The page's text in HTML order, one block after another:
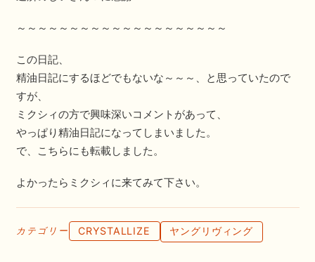
～～～～～～～～～～～～～～～～～～～～
この日記、
精油日記にするほどでもないな～～～、と思っていたので
すが、
ミクシィの方で興味深いコメントがあって、
やっぱり精油日記になってしまいました。
で、こちらにも転載しました。
よかったらミクシィに来てみて下さい。
カテゴリー CRYSTALLIZE ヤングリヴィング